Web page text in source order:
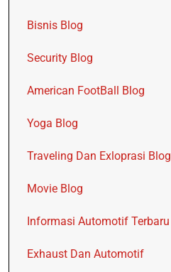
Bisnis Blog
Security Blog
American FootBall Blog
Yoga Blog
Traveling Dan Exloprasi Blog
Movie Blog
Informasi Automotif Terbaru
Exhaust Dan Automotif